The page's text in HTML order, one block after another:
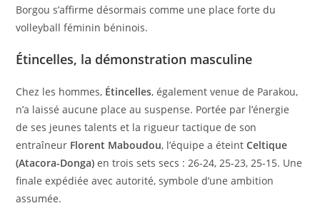
Borgou s’affirme désormais comme une place forte du
volleyball féminin béninois.
Étincelles, la démonstration masculine
Chez les hommes, Étincelles, également venue de Parakou,
n’a laissé aucune place au suspense. Portée par l’énergie
de ses jeunes talents et la rigueur tactique de son
entraîneur Florent Maboudou, l’équipe a éteintCeltique
(Atacora-Donga) en trois sets secs : 26-24, 25-23, 25-15. Une
finale expédiée avec autorité, symbole d’une ambition
assumée.